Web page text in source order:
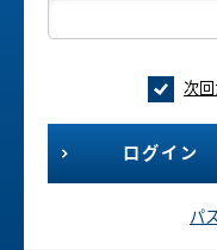
次
ログイン
パ